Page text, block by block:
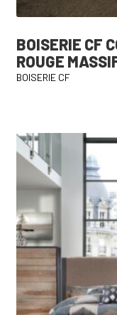
BOISERIE CF
ROUGE
BOISERIE CF